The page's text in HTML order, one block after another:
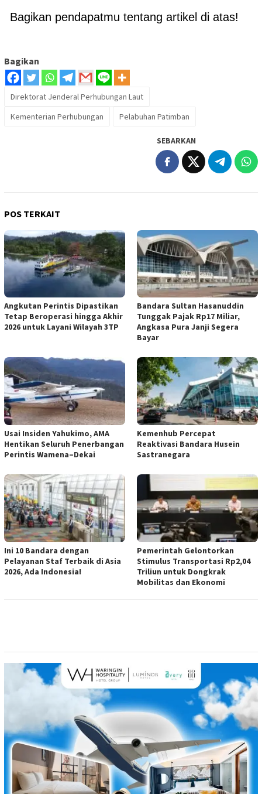
Bagikan pendapatmu tentang artikel di atas!
Bagikan
Direktorat Jenderal Perhubungan Laut
Kementerian Perhubungan
Pelabuhan Patimban
SEBARKAN
POS TERKAIT
Angkutan Perintis Dipastikan
Tetap Beroperasi hingga Akhir
2026 untuk Layani Wilayah 3TP
Bandara Sultan Hasanuddin
Tunggak Pajak Rp17 Miliar,
Angkasa Pura Janji Segera
Bayar
Usai Insiden Yahukimo, AMA
Hentikan Seluruh Penerbangan
Perintis Wamena–Dekai
Kemenhub Percepat
Reaktivasi Bandara Husein
Sastranegara
Ini 10 Bandara dengan
Pelayanan Staf Terbaik di Asia
2026, Ada Indonesia!
Pemerintah Gelontorkan
Stimulus Transportasi Rp2,04
Triliun untuk Dongkrak
Mobilitas dan Ekonomi